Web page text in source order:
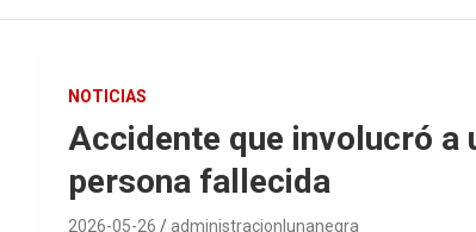
NOTICIAS
Accidente que involucró a
persona fallecida
2026-05-26 administracionlunanegra